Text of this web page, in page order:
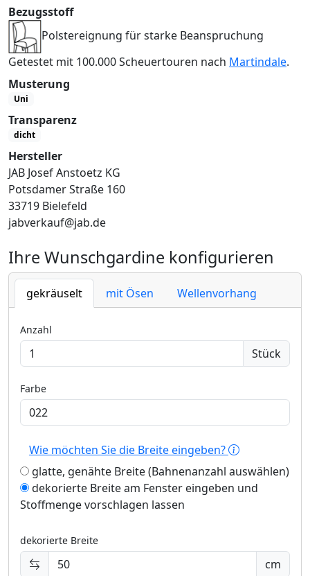
Bezugsstoff
Polstereignung für starke Beanspruchung
Getestet mit 100.000 Scheuertouren nach Martindale.
Musterung
Uni
Transparenz
dicht
Hersteller
JAB Josef Anstoetz KG
Potsdamer Straße 160
33719 Bielefeld
jabverkauf@jab.de
Ihre Wunschgardine konfigurieren
gekräuselt mit Ösen Wellenvorhang
Anzahl
Stück
Farbe
Wie möchten Sie die Breite eingeben?
glatte, genähte Breite (Bahnenanzahl auswählen)
dekorierte Breite am Fenster eingeben und
Stoffmenge vorschlagen lassen
dekorierte Breite
cm